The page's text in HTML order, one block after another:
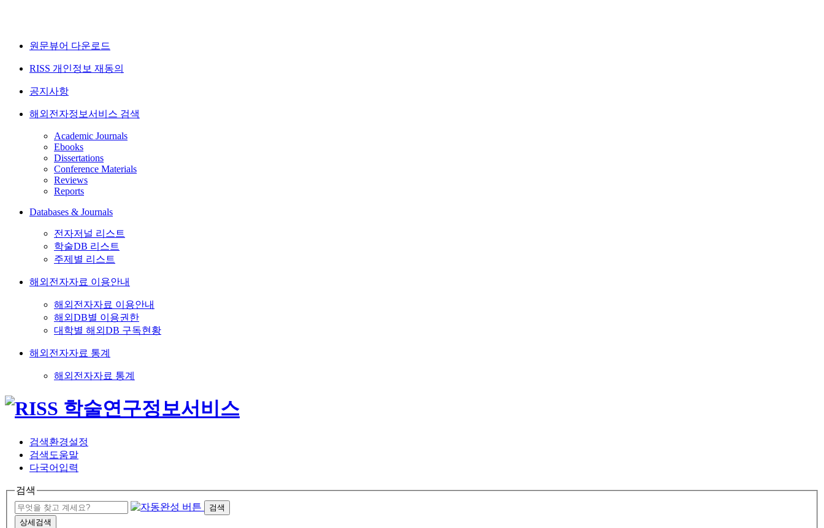
원문뷰어 다운로드
RISS 개인정보 재동의
공지사항
해외전자정보서비스 검색
Academic Journals
Ebooks
Dissertations
Conference Materials
Reviews
Reports
Databases & Journals
전자저널 리스트
학술DB 리스트
주제별 리스트
해외전자자료 이용안내
해외전자자료 이용안내
해외DB별 이용권한
대학별 해외DB 구독현황
해외전자자료 통계
해외전자자료 통계
검색환경설정
검색도움말
다국어입력
검색
검색
상세검색